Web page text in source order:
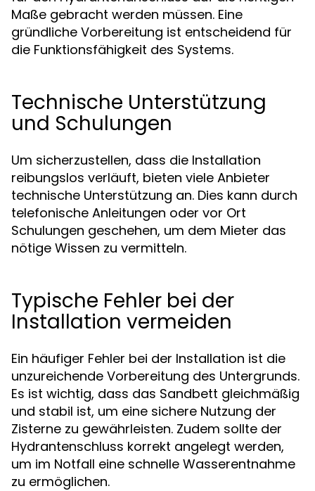
Maße gebracht werden müssen. Eine
gründliche Vorbereitung ist entscheidend für
die Funktionsfähigkeit des Systems.
Technische Unterstützung
und Schulungen
Um sicherzustellen, dass die Installation
reibungslos verläuft, bieten viele Anbieter
technische Unterstützung an. Dies kann durch
telefonische Anleitungen oder vor Ort
Schulungen geschehen, um dem Mieter das
nötige Wissen zu vermitteln.
Typische Fehler bei der
Installation vermeiden
Ein häufiger Fehler bei der Installation ist die
unzureichende Vorbereitung des Untergrunds.
Es ist wichtig, dass das Sandbett gleichmäßig
und stabil ist, um eine sichere Nutzung der
Zisterne zu gewährleisten. Zudem sollte der
Hydrantenschluss korrekt angelegt werden,
um im Notfall eine schnelle Wasserentnahme
zu ermöglichen.